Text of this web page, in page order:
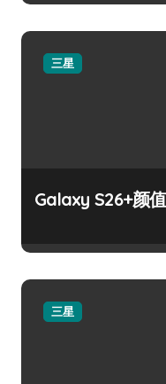
三星
Galaxy S26+颜
三星